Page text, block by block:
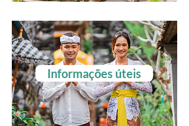
Informações úteis